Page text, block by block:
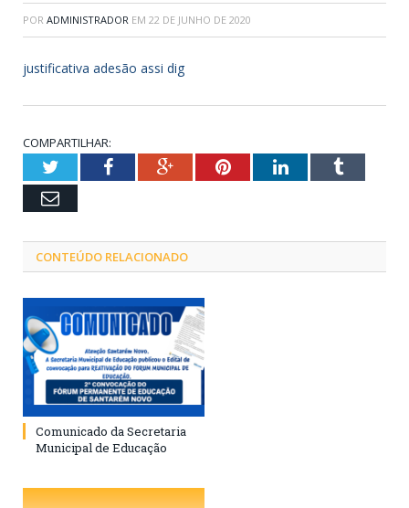
POR ADMINISTRADOR EM 22 DE JUNHO DE 2020
justificativa adesão assi dig
COMPARTILHAR:
TwitterFacebookGoogle+PinterestLinkedInTumblr
Email
CONTEÚDO RELACIONADO
Comunicado da Secretaria
Municipal de Educação